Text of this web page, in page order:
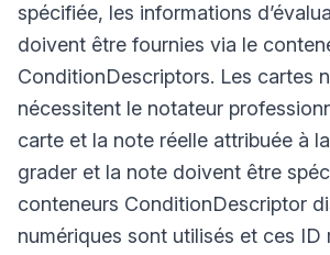
spécifiée, les informations
doivent être fournies via le
ConditionDescriptors. Les cartes
nécessitent le notateur
carte et la note réelle attribuée à
grader et la note doivent être
conteneurs ConditionDescriptor
numériques sont utilisés et ces ID